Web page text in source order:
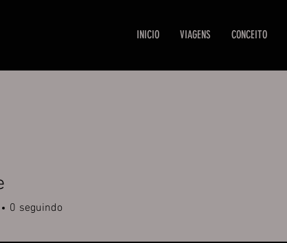
INICIO VIAGENS CONCEITO
0 seguindo